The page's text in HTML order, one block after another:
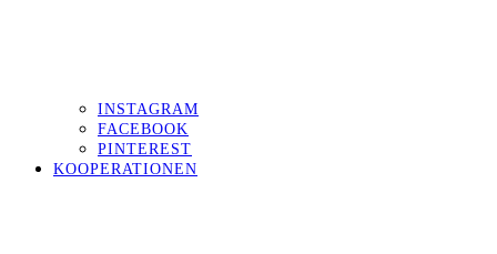
INSTAGRAM
FACEBOOK
PINTEREST
KOOPERATIONEN